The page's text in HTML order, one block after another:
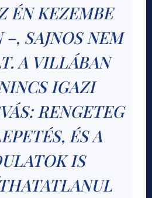
ÉN KEZEMBE
–, SAJNOS NEM
A VILLÁBAN
IGAZI
RENGETEG
ÉS A
IS